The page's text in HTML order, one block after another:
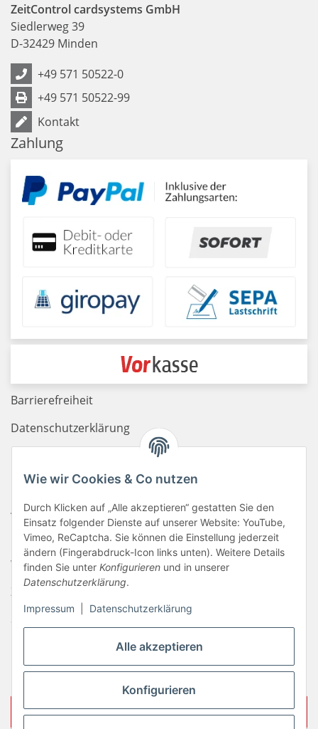
Alle akzeptieren
Konfigurieren
Wie wir Cookies & Co nutzen
Durch Klicken auf „Alle akzeptieren“ gestatten Sie den
Einsatz folgender Dienste auf unserer Website: YouTube,
Vimeo, ReCaptcha. Sie können die Einstellung jederzeit
ändern (Fingerabdruck-Icon links unten). Weitere Details
finden Sie unter Konfigurieren und in unserer
Datenschutzerklärung.
Impressum Datenschutzerklärung
ZeitControl cardsystems GmbH
Siedlerweg 39
D-32429 Minden
+49 571 50522-0
+49 571 50522-99
Kontakt
Zahlung
Barrierefreiheit
Datenschutzerklärung
Newsletter
AGB
Kontakt
Widerrufsrecht
Zahlungsinformationen
Sitemap
Liefer- & Versandkosten
Impressum
Vertrag widerrufen